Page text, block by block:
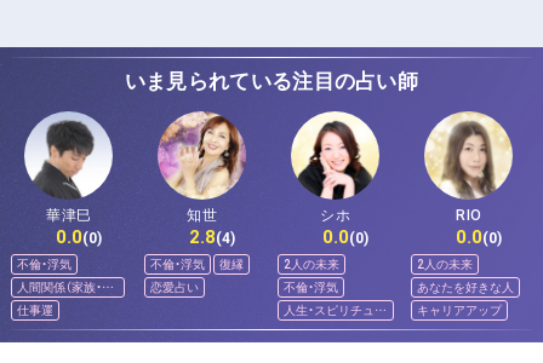
いま見られている注目の占い師
華津巳
0.0(0)
不倫・浮気
人間関係（家族・友
人）
仕事運
知世
2.8(4)
不倫・浮気
復縁
恋愛占い
シホ
0.0(0)
2人の未来
不倫・浮気
人生・スピリチュア
ル
RIO
0.0(0)
2人の未来
あなたを好きな人
キャリアアップ